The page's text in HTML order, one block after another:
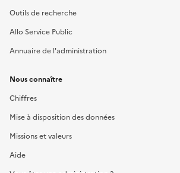
Outils de recherche
Allo Service Public
Annuaire de l'administration
Nous connaître
Chiffres
Mise à disposition des données
Missions et valeurs
Aide